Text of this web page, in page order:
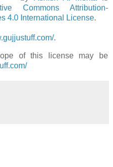
Commons Attribution-
4.0 International License.
.
of this license may be